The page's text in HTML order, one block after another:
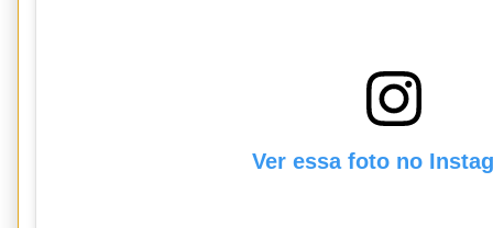
Ver essa foto no